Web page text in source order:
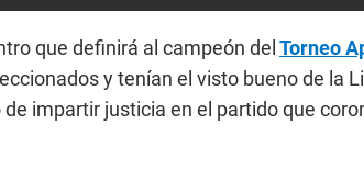
que definirá al campeón delTorneo
y tenían el visto bueno de la
impartir justicia en el partido que